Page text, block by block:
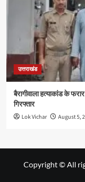
उत्तराखंड
बैरागीवाला हत्याकांड के
गिरफ्तार
Lok Vichar August 5,
Copyright © All